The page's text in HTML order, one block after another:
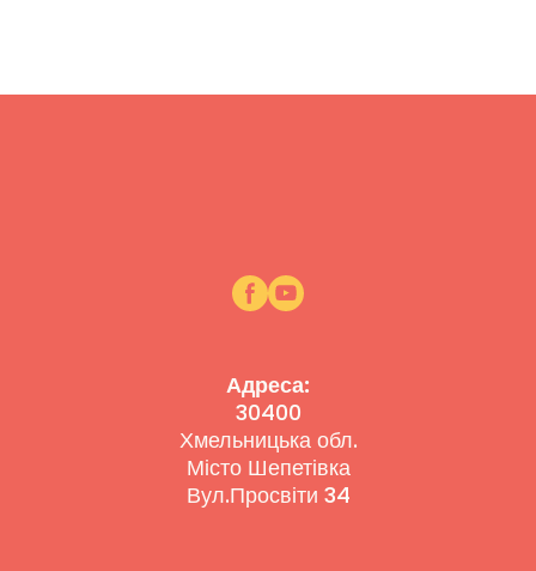
Адреса:
30400
Хмельницька обл.
Місто Шепетівка
Вул.Просвіти 34